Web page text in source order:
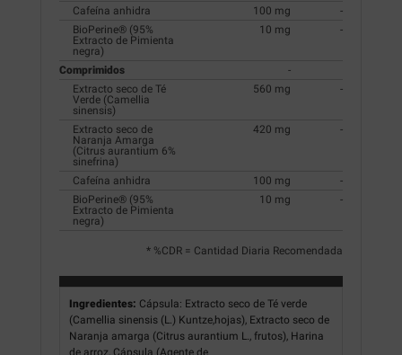
Cafeína anhidra 100 mg
-
BioPerine® (95%
Extracto de Pimienta
negra)
10 mg -
Comprimidos
-
Extracto seco de Té
Verde (Camellia
sinensis)
560 mg -
Extracto seco de
Naranja Amarga
(Citrus aurantium 6%
sinefrina)
420 mg -
Cafeína anhidra 100 mg
-
BioPerine® (95%
Extracto de Pimienta
negra)
10 mg -
* %CDR = Cantidad Diaria Recomendada
Ingredientes: Cápsula: Extracto seco de Té verde
(Camellia sinensis (L.) Kuntze,hojas), Extracto seco de
Naranja amarga (Citrus aurantium L., frutos), Harina